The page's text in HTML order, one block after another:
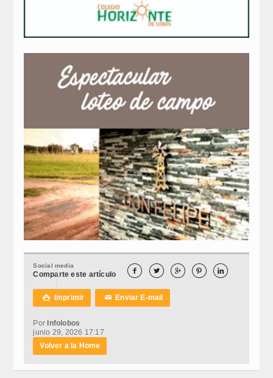
Social media
Comparte este artículo     
 Imprimir ✉Enviar E-mail
Por Infolobos
junio 29, 2026 17:17
Volver a la Home